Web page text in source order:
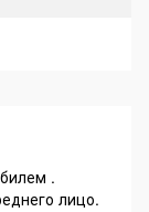
.
лицо.